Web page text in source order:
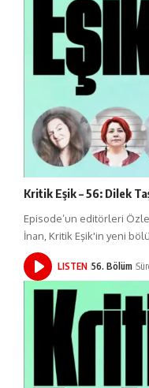
Kritik Eşik – 56: Dilek
Episode’un editörleri
İnan, Kritik Eşik'in yeni
LISTEN 56. Bölüm